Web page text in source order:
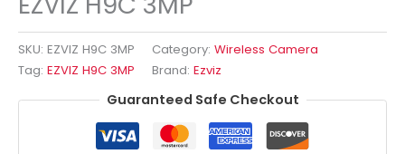
SKU: EZVIZ H9C 3MP Category: Wireless Camera
Tag: EZVIZ H9C 3MP Brand: Ezviz
Guaranteed Safe Checkout